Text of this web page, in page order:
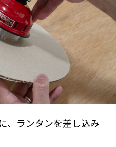
、ランタンを差し込み